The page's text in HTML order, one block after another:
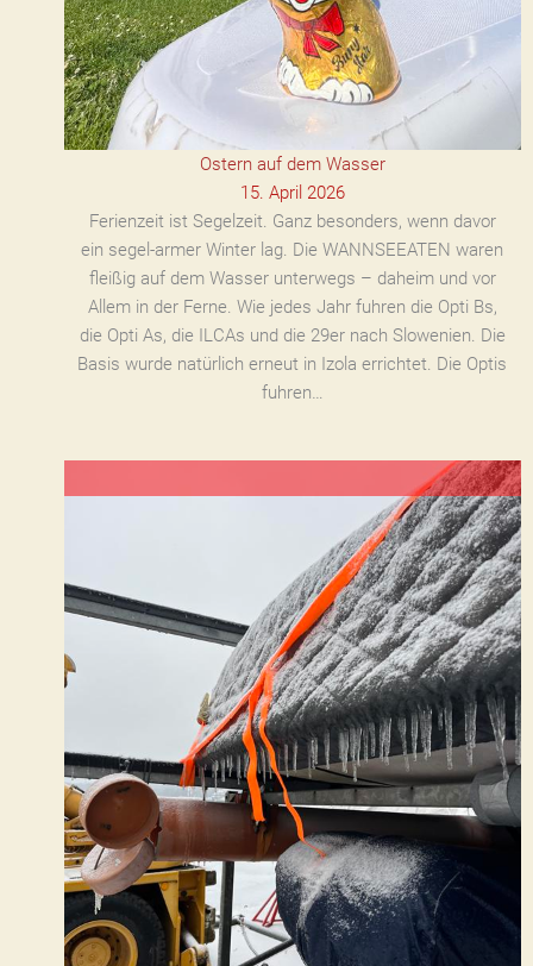
Ostern auf dem Wasser
15. April 2026
Ferienzeit ist Segelzeit. Ganz besonders, wenn davor
ein segel-armer Winter lag. Die WANNSEEATEN waren
fleißig auf dem Wasser unterwegs – daheim und vor
Allem in der Ferne. Wie jedes Jahr fuhren die Opti Bs,
die Opti As, die ILCAs und die 29er nach Slowenien. Die
Basis wurde natürlich erneut in Izola errichtet. Die Optis
fuhren…